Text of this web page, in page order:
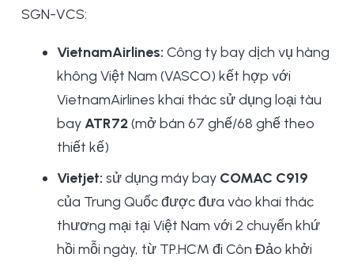
SGN-VCS:
VietnamAirlines: Công ty bay dịch vụ hàng
không Việt Nam (VASCO) kết hợp với
VietnamAirlines khai thác sử dụng loại tàu
bay ATR72(mở bán 67 ghế/68 ghế theo
thiết kế)
Vietjet: sử dụng máy bay COMAC C919
của Trung Quốc được đưa vào khai thác
thương mại tại Việt Nam với 2 chuyến khứ
hồi mỗi ngày, từ TP.HCM đi Côn Đảo khởi